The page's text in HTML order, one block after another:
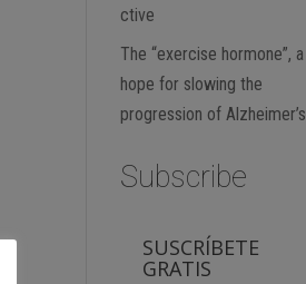
ctive
The “exercise hormone”, a
hope for slowing the
progression of Alzheimer’s
Subscribe
SUSCRÍBETE
GRATIS